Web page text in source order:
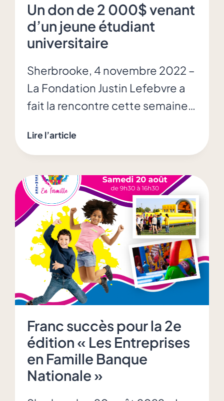
Un don de 2 000$ venant
d’un jeune étudiant
universitaire
Sherbrooke, 4 novembre 2022 –
La Fondation Justin Lefebvre a
fait la rencontre cette semaine…
Lire l’article
2
000$
venant
d’un
jeune
étudiant
universitaire
Franc succès pour la 2e
édition « Les Entreprises
en Famille Banque
Nationale »